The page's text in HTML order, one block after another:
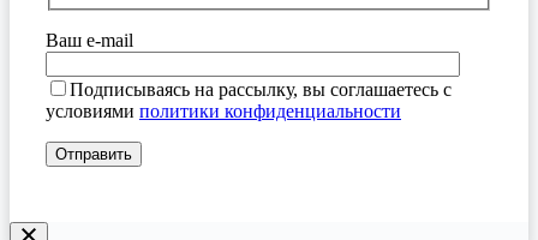
Ваш e-mail
Подписываясь на рассылку, вы соглашаетесь с
условиями политики конфиденциальности